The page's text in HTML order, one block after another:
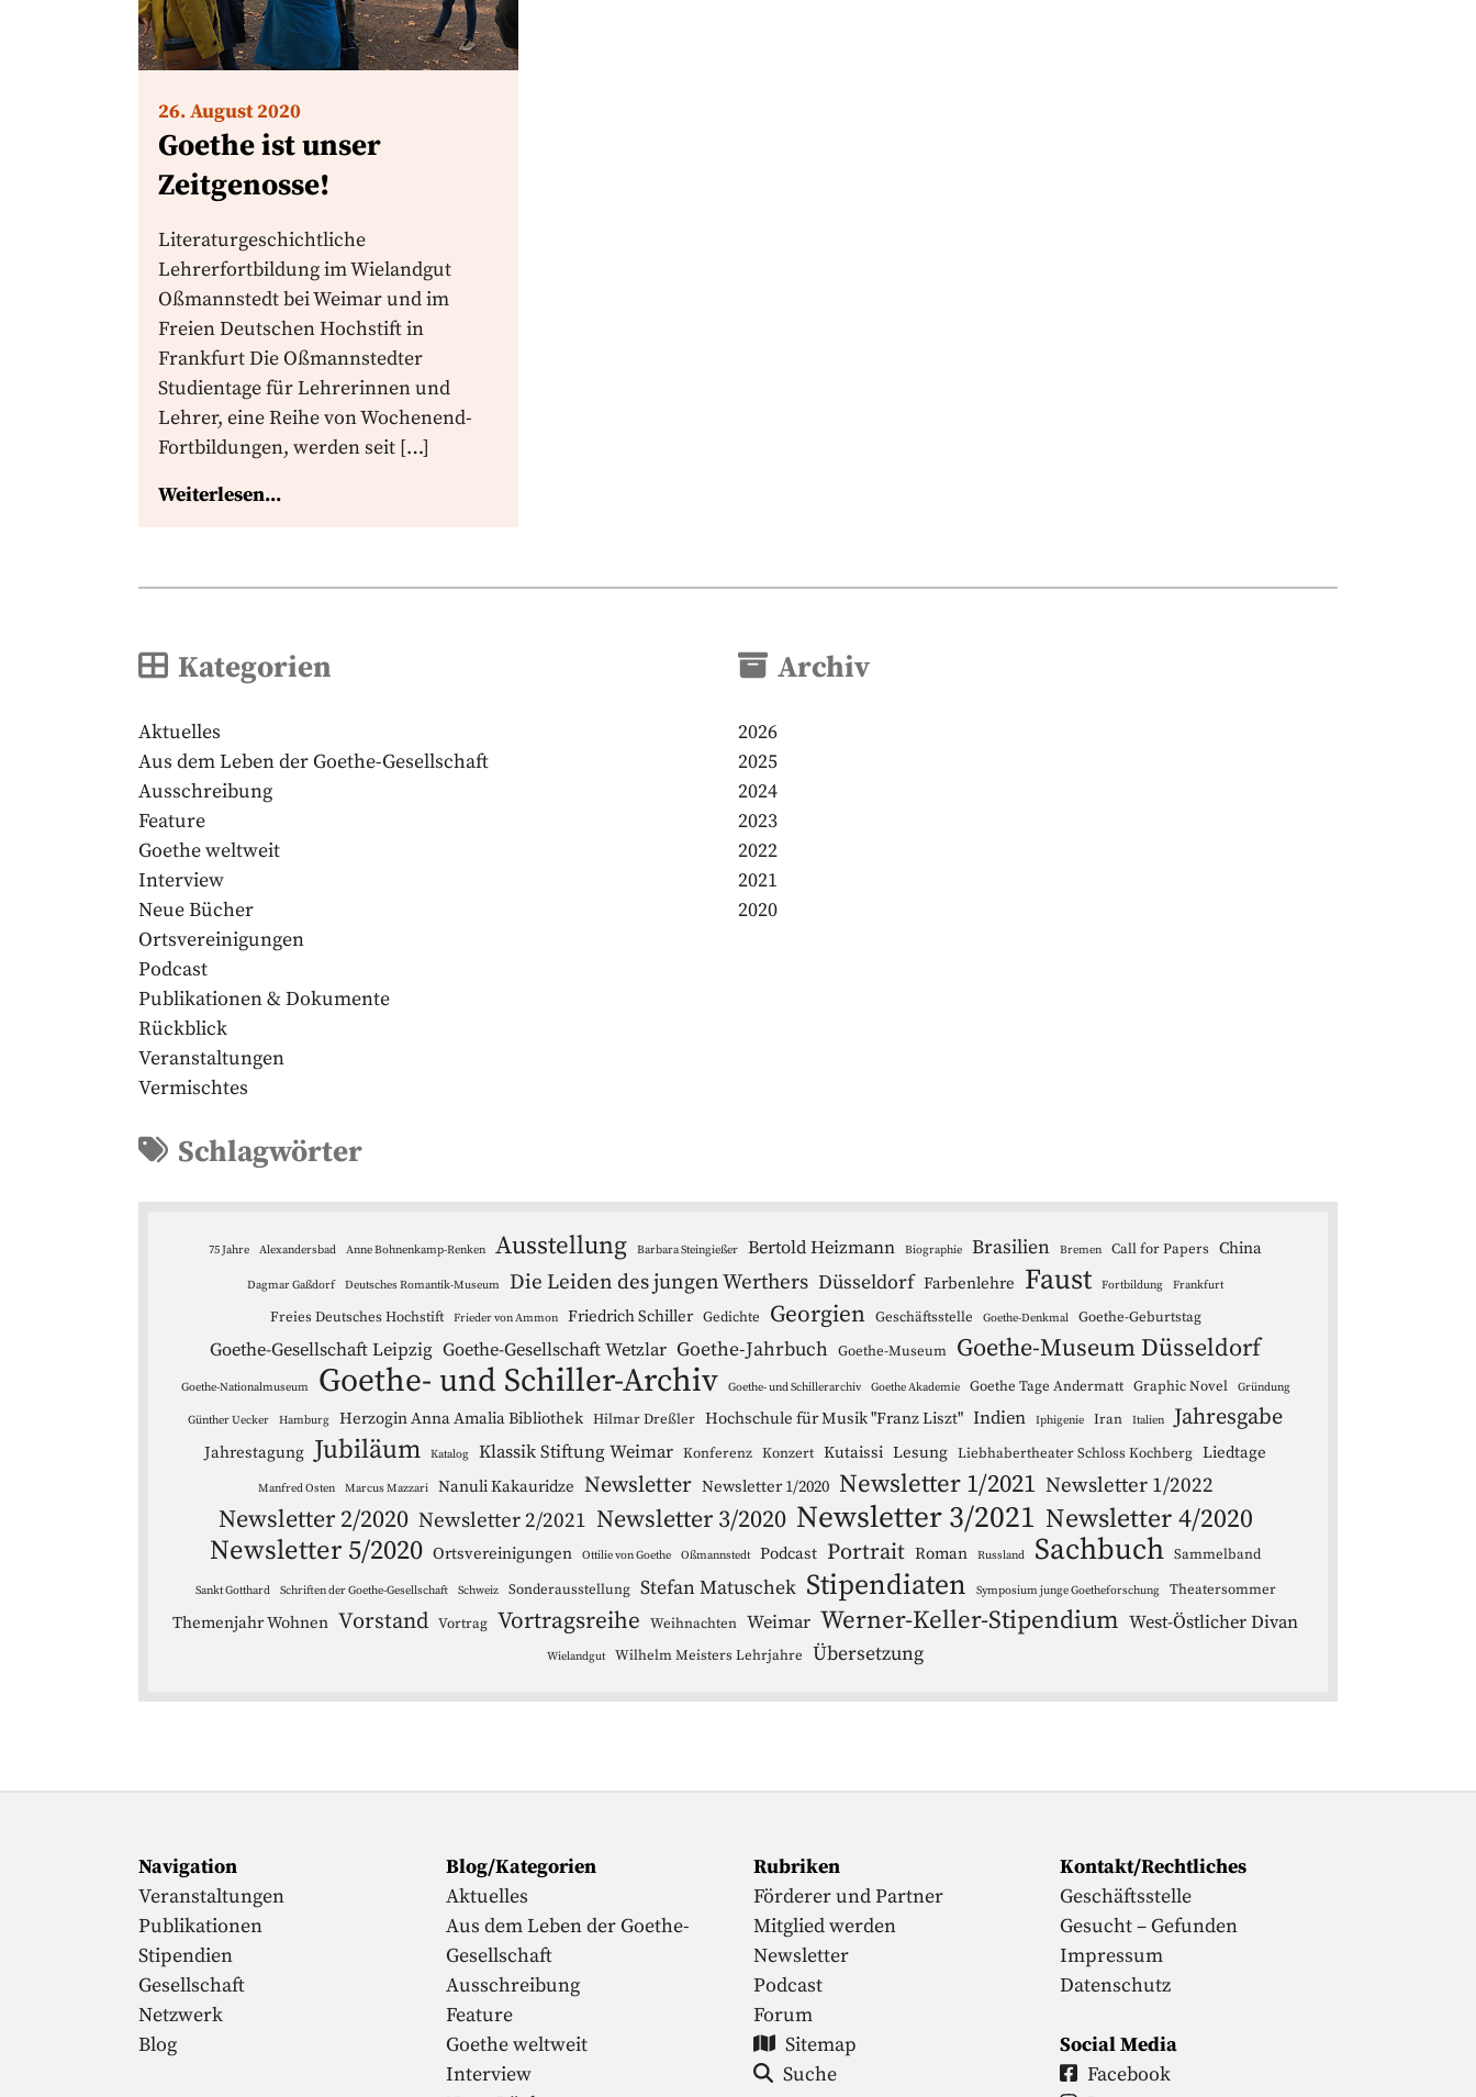
26. August 2020
Goethe ist unser
Zeitgenosse!
Literaturgeschichtliche
Lehrerfortbildung im Wielandgut
Oßmannstedt bei Weimar und im
Freien Deutschen Hochstift in
Frankfurt Die Oßmannstedter
Studientage für Lehrerinnen und
Lehrer, eine Reihe von Wochenend-
Fortbildungen, werden seit […]
Weiterlesen...
Kategorien
Aktuelles
Aus dem Leben der Goethe-Gesellschaft
Ausschreibung
Feature
Goethe weltweit
Interview
Neue Bücher
Ortsvereinigungen
Podcast
Publikationen & Dokumente
Rückblick
Veranstaltungen
Vermischtes
Archiv
2026
2025
2024
2023
2022
2021
2020
Schlagwörter
75 Jahre Alexandersbad Anne Bohnenkamp-Renken Ausstellung Barbara Steingießer Bertold Heizmann Biographie Brasilien Bremen Call for Papers China
Dagmar Gaßdorf Deutsches Romantik-Museum Die Leiden des jungen Werthers Düsseldorf Farbenlehre Faust Fortbildung Frankfurt
Freies Deutsches Hochstift Frieder von Ammon Friedrich Schiller Gedichte Georgien Geschäftsstelle Goethe-Denkmal Goethe-Geburtstag
Goethe-Gesellschaft Leipzig Goethe-Gesellschaft Wetzlar Goethe-Jahrbuch Goethe-Museum Goethe-Museum Düsseldorf
Goethe-Nationalmuseum Goethe- und Schiller-Archiv Goethe- und Schillerarchiv Goethe Akademie Goethe Tage Andermatt Graphic Novel Gründung
Günther Uecker Hamburg Herzogin Anna Amalia Bibliothek Hilmar Dreßler Hochschule für Musik "Franz Liszt" Indien Iphigenie Iran Italien Jahresgabe
Jahrestagung Jubiläum Katalog Klassik Stiftung Weimar Konferenz Konzert Kutaissi Lesung Liebhabertheater Schloss Kochberg Liedtage
Manfred Osten Marcus Mazzari Nanuli Kakauridze Newsletter Newsletter 1/2020 Newsletter 1/2021 Newsletter 1/2022
Newsletter 2/2020 Newsletter 2/2021 Newsletter 3/2020 Newsletter 3/2021 Newsletter 4/2020
Newsletter 5/2020 Ortsvereinigungen Ottilie von Goethe Oßmannstedt Podcast Portrait Roman Russland Sachbuch Sammelband
Sankt Gotthard Schriften der Goethe-Gesellschaft Schweiz Sonderausstellung Stefan Matuschek Stipendiaten Symposium junge Goetheforschung Theatersommer
Themenjahr Wohnen Vorstand Vortrag Vortragsreihe Weihnachten Weimar Werner-Keller-Stipendium West-Östlicher Divan
Wielandgut Wilhelm Meisters Lehrjahre Übersetzung
Navigation
Veranstaltungen
Publikationen
Stipendien
Gesellschaft
Netzwerk
Blog
Blog/Kategorien
Aktuelles
Aus dem Leben der Goethe-
Gesellschaft
Ausschreibung
Feature
Goethe weltweit
Interview
Rubriken
Förderer und Partner
Mitglied werden
Newsletter
Podcast
Forum
Sitemap
Suche
Kontakt/Rechtliches
Geschäftsstelle
Gesucht – Gefunden
Impressum
Datenschutz
Social Media
Facebook